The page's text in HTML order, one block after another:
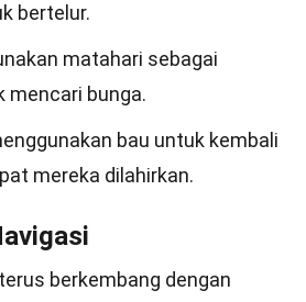
bertelur.
matahari sebagai
mencari bunga.
bau untuk kembali
mereka dilahirkan.
berkembang dengan